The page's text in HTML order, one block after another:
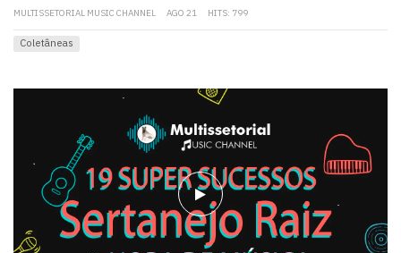
MULTISSETORIAL MUSIC CHANNEL AGO 21 HITS: 799
Coletâneas
play